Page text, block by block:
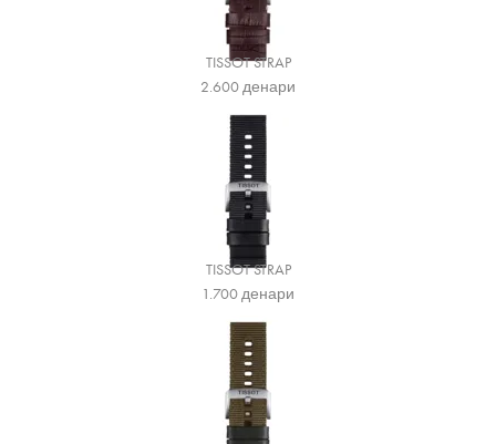
TISSOT STRAP
2.600денари
TISSOT STRAP
1.700денари